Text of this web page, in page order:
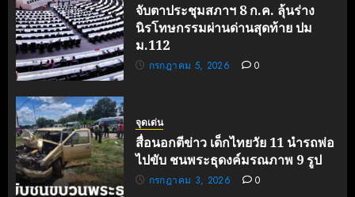
จับตาประชุมสภาฯ 8 ก.ค. ลุ้นร่าง
นิรโทษกรรมผ่านด่านสุดท้าย ปม
ม.112
กรกฎาคม 5, 2026 0
จุดเด่น
สื่อนอกตีข่าว เด็กไทยวัย 11 นำรถพ่อ
ไปขับ ชนพระธุดงค์มรณภาพ 9 รูป
กรกฎาคม 3, 2026 0